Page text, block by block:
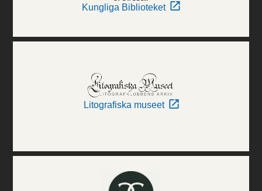
Kungliga Biblioteket
Litografiska museet